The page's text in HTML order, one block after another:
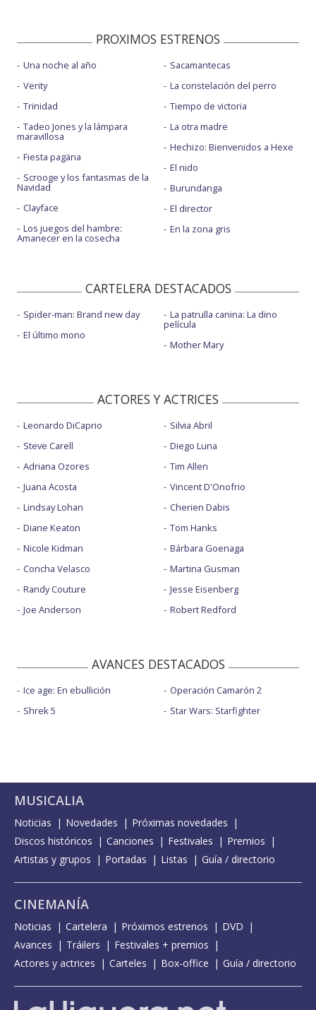
PROXIMOS ESTRENOS
Una noche al año
Verity
Trinidad
Tadeo Jones y la lámpara
maravillosa
Fiesta pagäna
Scrooge y los fantasmas de la
Navidad
Clayface
Los juegos del hambre:
Amanecer en la cosecha
Sacamantecas
La constelación del perro
Tiempo de victoria
La otra madre
Hechizo: Bienvenidos a Hexe
El nido
Burundanga
El director
En la zona gris
CARTELERA DESTACADOS
Spider-man: Brand new day
El último mono
La patrulla canina: La dino
película
Mother Mary
ACTORES Y ACTRICES
Leonardo DiCaprio
Steve Carell
Adriana Ozores
Juana Acosta
Lindsay Lohan
Diane Keaton
Nicole Kidman
Concha Velasco
Randy Couture
Joe Anderson
Silvia Abril
Diego Luna
Tim Allen
Vincent D'Onofrio
Cherien Dabis
Tom Hanks
Bárbara Goenaga
Martina Gusman
Jesse Eisenberg
Robert Redford
AVANCES DESTACADOS
Ice age: En ebullición
Shrek 5
Operación Camarón 2
Star Wars: Starfighter
MUSICALIA
Noticias Novedades
Próximas novedades
Discos históricos
Canciones Festivales
Premios
Artistas y grupos
Portadas Listas Guía / directorio
CINEMANÍA
Noticias Cartelera Próximos estrenos
DVD
Avances
Tráilers
Festivales + premios
Actores y actrices
Carteles Box-office Guía / directorio